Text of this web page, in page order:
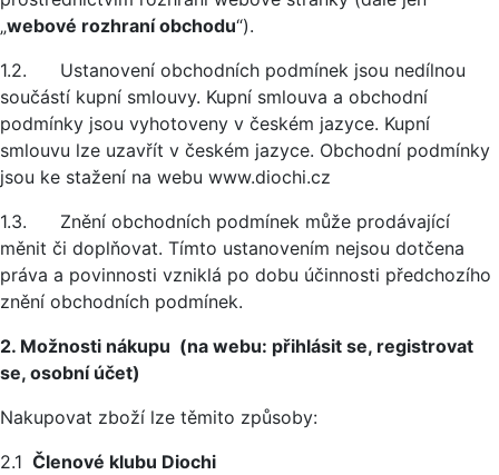
„webové rozhraní obchodu“).
1.2. Ustanovení obchodních podmínek jsou nedílnou
součástí kupní smlouvy. Kupní smlouva a obchodní
podmínky jsou vyhotoveny v českém jazyce. Kupní
smlouvu lze uzavřít v českém jazyce. Obchodní podmínky
jsou ke stažení na webu www.diochi.cz
1.3. Znění obchodních podmínek může prodávající
měnit či doplňovat. Tímto ustanovením nejsou dotčena
práva a povinnosti vzniklá po dobu účinnosti předchozího
znění obchodních podmínek.
2. Možnosti nákupu (na webu: přihlásit se, registrovat
se, osobní účet)
Nakupovat zboží lze těmito způsoby:
2.1 Členové klubu Diochi